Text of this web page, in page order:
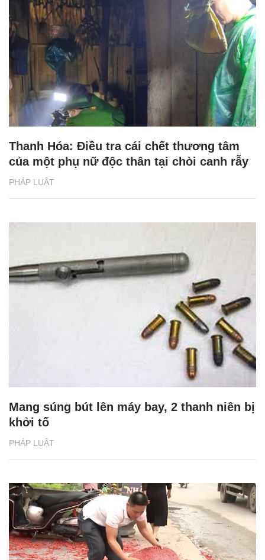
PHÁP LUẬT
Thanh Hóa: Điều tra cái chết thương tâm
của một phụ nữ độc thân tại chòi canh rẫy
PHÁP LUẬT
Mang súng bút lên máy bay, 2 thanh niên bị
khởi tố